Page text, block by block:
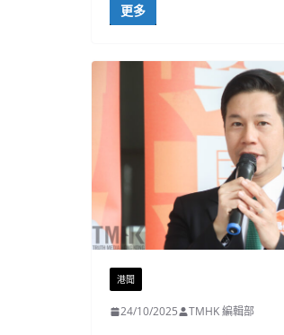
更多
港聞
24/10/2025 TMHK 編輯部